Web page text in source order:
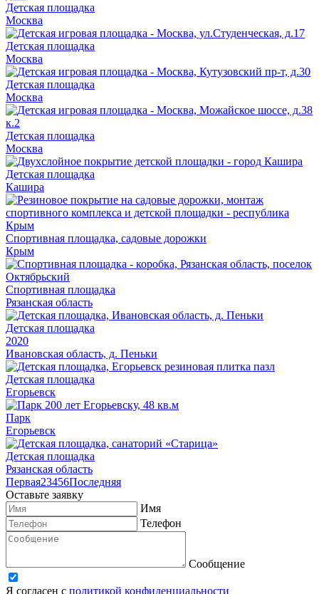
Детская площадка
Москва
Детская площадка
Москва
Детская площадка
Москва
Детская площадка
Москва
Детская площадка
Кашира
Спортивная площадка, садовые дорожки
Крым
Спортивная площадка
Рязанская область
Детская площадка
2020
Ивановская область, д. Пеньки
Детская площадка
Егорьевск
Парк
Егорьевск
Детская площадка
Рязанская область
Первая23456Последняя
Оставьте заявку
Имя
Телефон
Сообщение
Я согласен с политикой конфиденциальности